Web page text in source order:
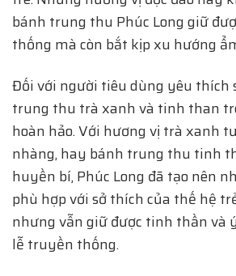
bánh trung thu Phúc Long giữ
thống mà còn bắt kịp xu hướng
Đối với người tiêu dùng yêu thích
trung thu trà xanh và tinh than
hoàn hảo. Với hương vị trà xanh
nhàng, hay bánh trung thu tinh
huyền bí, Phúc Long đã tạo nên
phù hợp với sở thích của thế hệ
nhưng vẫn giữ được tinh thần và
lễ truyền thống.